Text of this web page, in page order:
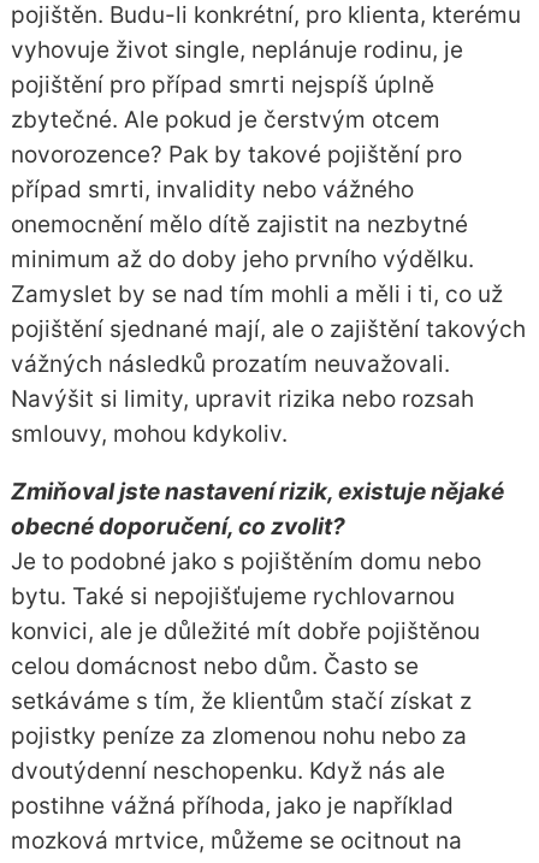
pojištěn. Budu-li konkrétní, pro klienta, kterému
vyhovuje život single, neplánuje rodinu, je
pojištění pro případ smrti nejspíš úplně
zbytečné. Ale pokud je čerstvým otcem
novorozence? Pak by takové pojištění pro
případ smrti, invalidity nebo vážného
onemocnění mělo dítě zajistit na nezbytné
minimum až do doby jeho prvního výdělku.
Zamyslet by se nad tím mohli a měli i ti, co už
pojištění sjednané mají, ale o zajištění takových
vážných následků prozatím neuvažovali.
Navýšit si limity, upravit rizika nebo rozsah
smlouvy, mohou kdykoliv.
Zmiňoval jste nastavení rizik, existuje nějaké
obecné doporučení, co zvolit?
Je to podobné jako s pojištěním domu nebo
bytu. Také si nepojišťujeme rychlovarnou
konvici, ale je důležité mít dobře pojištěnou
celou domácnost nebo dům. Často se
setkáváme s tím, že klientům stačí získat z
pojistky peníze za zlomenou nohu nebo za
dvoutýdenní neschopenku. Když nás ale
postihne vážná příhoda, jako je například
mozková mrtvice, můžeme se ocitnout na